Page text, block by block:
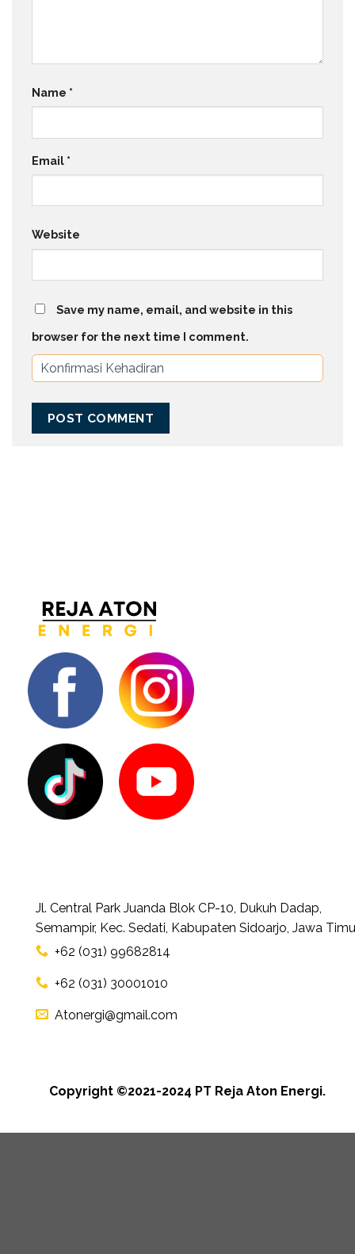
Name *
Email *
Website
Save my name, email, and website in this
browser for the next time I comment.
Jl. Central Park Juanda Blok CP-10, Dukuh Dadap,
Semampir, Kec. Sedati, Kabupaten Sidoarjo, Jawa
+62 (031) 99682814
+62 (031) 30001010
Atonergi@gmail.com
Copyright ©2021-2024 PT Reja Aton Energi.